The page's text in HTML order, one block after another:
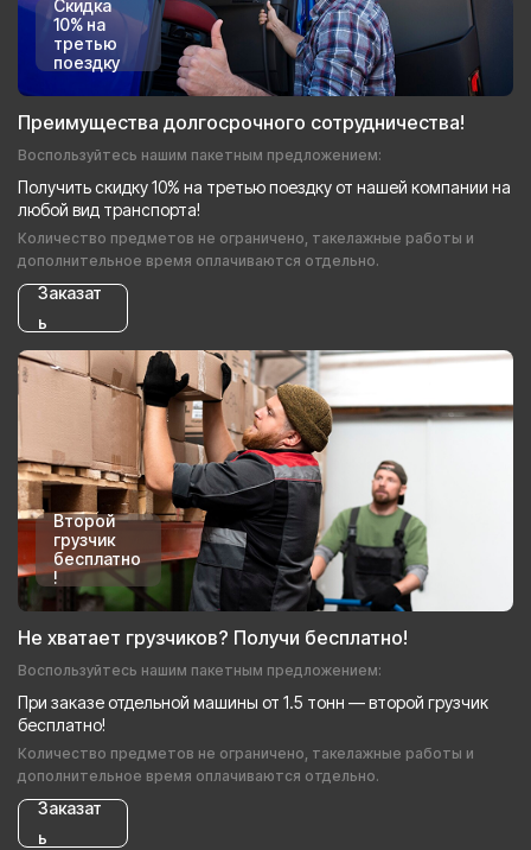
Скидка
10% на
третью
поездку
Преимущества долгосрочного сотрудничества!
Воспользуйтесь нашим пакетным предложением:
Получить скидку 10% на третью поездку от нашей компании на
любой вид транспорта!
Количество предметов не ограничено, такелажные работы и
дополнительное время оплачиваются отдельно.
Заказат
ь
Второй
грузчик
бесплатно
!
Не хватает грузчиков? Получи бесплатно!
Воспользуйтесь нашим пакетным предложением:
При заказе отдельной машины от 1.5 тонн — второй грузчик
бесплатно!
Количество предметов не ограничено, такелажные работы и
дополнительное время оплачиваются отдельно.
Заказат
ь